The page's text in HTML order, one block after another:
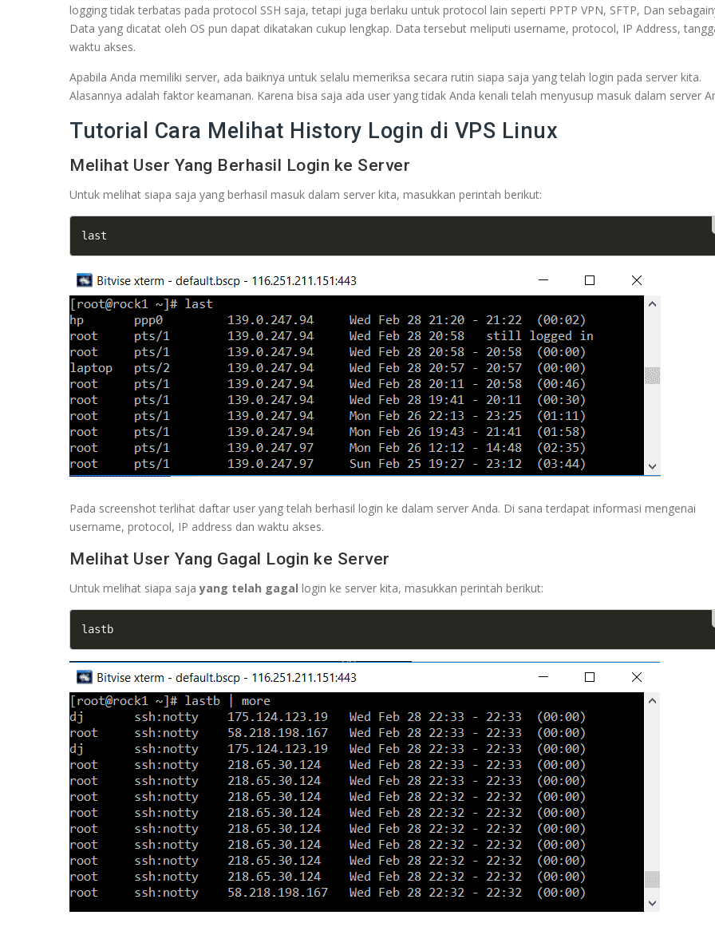
logging tidak terbatas pada protocol SSH saja, tetapi juga berlaku untuk protocol lain seperti PPTP VPN, SFTP, Dan
Data yang dicatat oleh OS pun dapat dikatakan cukup lengkap. Data tersebut meliputi username, protocol, IP Address,
waktu akses.
Apabila Anda memiliki server, ada baiknya untuk selalu memeriksa secara rutin siapa saja yang telah login pada server kita.
Alasannya adalah faktor keamanan. Karena bisa saja ada user yang tidak Anda kenali telah menyusup masuk dalam server
Tutorial Cara Melihat History Login di VPS Linux
Melihat User Yang Berhasil Login ke Server
Untuk melihat siapa saja yang berhasil masuk dalam server kita, masukkan perintah berikut:
last
Pada screenshot terlihat daftar user yang telah berhasil login ke dalam server Anda. Di sana terdapat informasi mengenai
username, protocol, IP address dan waktu akses.
Melihat User Yang Gagal Login ke Server
Untuk melihat siapa sajayang telah gagal login ke server kita, masukkan perintah berikut:
lastb